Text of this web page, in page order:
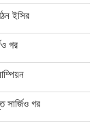
ইসির
গর
সার্জিও গর